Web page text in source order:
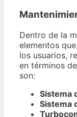
Dentro de la
elementos
los usuarios,
en términos
son:
Sistema
Sistema